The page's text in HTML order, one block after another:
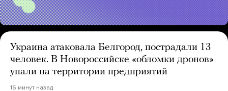
Украина атаковала Белгород, пострадали 13
человек. В Новороссийске «обломки дронов»
упали на территории предприятий
16 минут назад